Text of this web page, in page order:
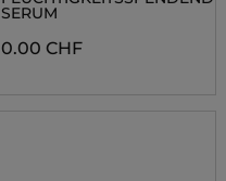
SERUM
0.00 CHF